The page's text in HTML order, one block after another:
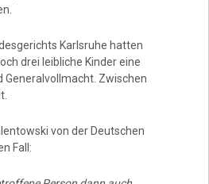
Karlsruhe hatten
drei leibliche Kinder eine
Generalvollmacht. Zwischen
von der Deutschen
Fall: